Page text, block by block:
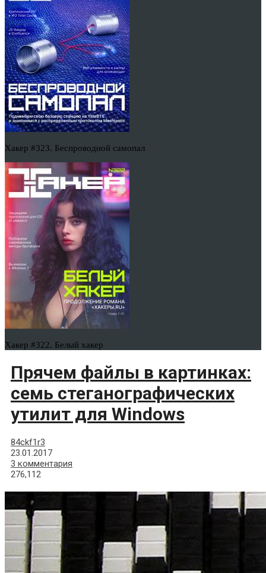
Хакер #323. Беспроводной самопал
Хакер #322. Белый хакер
Прячем файлы в картинках:
семь стеганографических
утилит для Windows
84ckf1r3
23.01.2017
3 комментария
276,112